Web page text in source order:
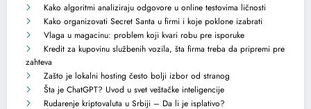
Kako algoritmi analiziraju odgovore u online testovima ličnosti
Kako organizovati Secret Santa u firmi i koje poklone izabrati
Vlaga u magacinu: problem koji kvari robu pre isporuke
Kredit za kupovinu službenih vozila, šta firma treba da pripremi pre
zahteva
Zašto je lokalni hosting često bolji izbor od stranog
Šta je ChatGPT? Uvod u svet veštačke inteligencije
Rudarenje kriptovaluta u Srbiji – Da li je isplativo?